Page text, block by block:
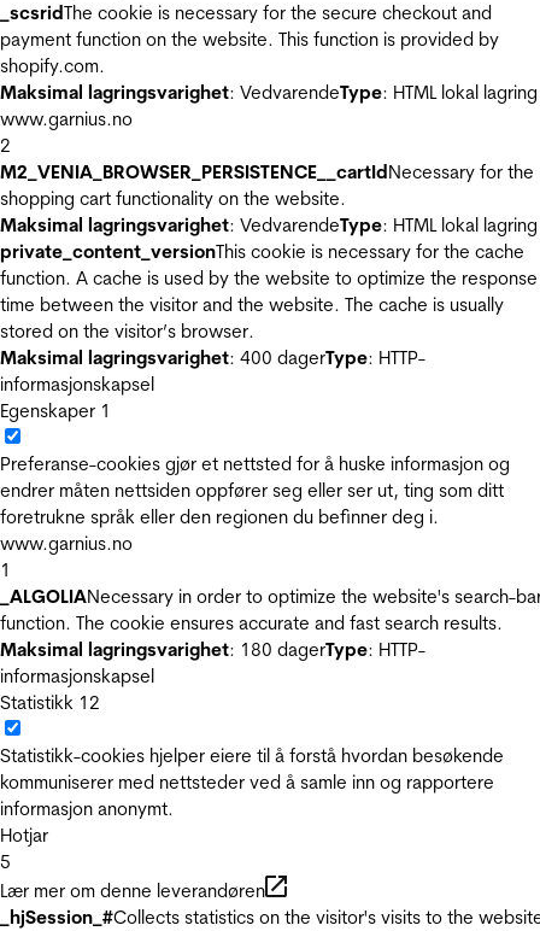
_scsridThe cookie is necessary for the secure checkout and
payment function on the website. This function is provided by
shopify.com.
Maksimal lagringsvarighet: VedvarendeType: HTML lokal lagring
www.garnius.no
2
M2_VENIA_BROWSER_PERSISTENCE__cartIdNecessary for the
shopping cart functionality on the website.
Maksimal lagringsvarighet: VedvarendeType: HTML lokal lagring
private_content_versionThis cookie is necessary for the cache
function. A cache is used by the website to optimize the response
time between the visitor and the website. The cache is usually
stored on the visitor’s browser.
Maksimal lagringsvarighet: 400 dagerType: HTTP-
informasjonskapsel
Egenskaper 1
Preferanse-cookies gjør et nettsted for å huske informasjon og
endrer måten nettsiden oppfører seg eller ser ut, ting som ditt
foretrukne språk eller den regionen du befinner deg i.
www.garnius.no
1
_ALGOLIANecessary in order to optimize the website's search-
function. The cookie ensures accurate and fast search results.
Maksimal lagringsvarighet: 180 dagerType: HTTP-
informasjonskapsel
Statistikk 12
Statistikk-cookies hjelper eiere til å forstå hvordan besøkende
kommuniserer med nettsteder ved å samle inn og rapportere
informasjon anonymt.
Hotjar
5
Lær mer om denne leverandøren
_hjSession_#Collects statistics on the visitor's visits to the